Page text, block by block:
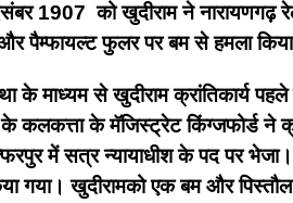
1907 को खुदीराम ने नारायणगढ़
पैम्फायल्ट फुलर पर बम से हमला
के माध्यम से खुदीराम
के मॅजिस्ट्रेट किंग्जफोर्ड ने
में सत्र न्यायाधीश के पद पर
गया। खुदीरामको एक बम और